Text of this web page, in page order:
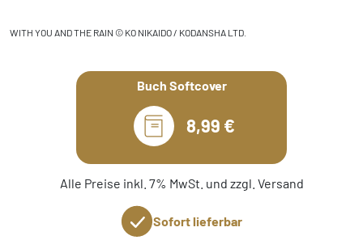
WITH YOU AND THE RAIN © KO NIKAIDO / KODANSHA LTD.
Buch Softcover
8,99 €
Alle Preise inkl. 7% MwSt. und zzgl. Versand
Sofort lieferbar